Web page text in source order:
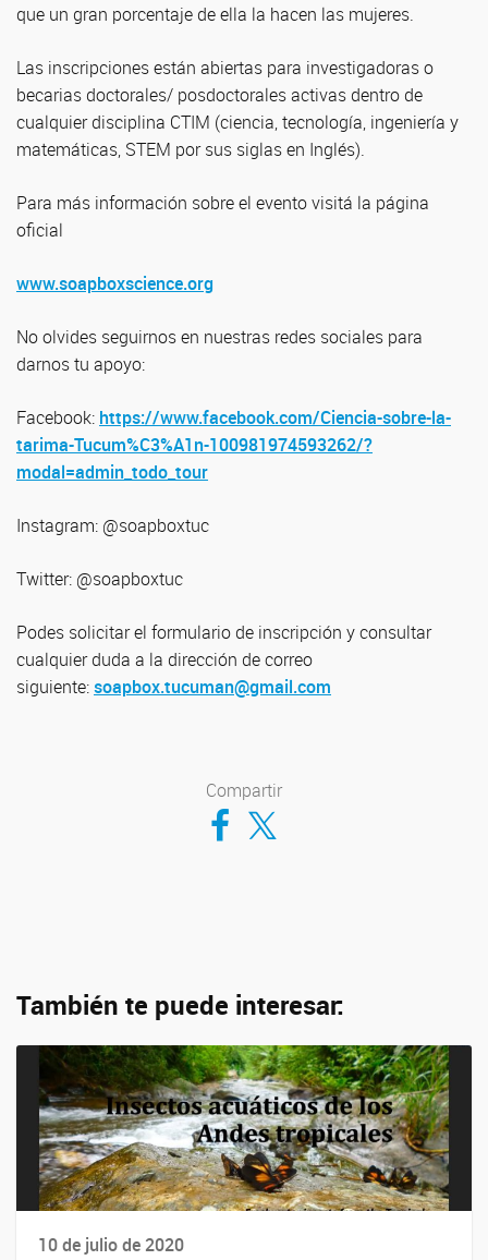
que un gran porcentaje de ella la hacen las mujeres.
Las inscripciones están abiertas para investigadoras o
becarias doctorales/ posdoctorales activas dentro de
cualquier disciplina CTIM (ciencia, tecnología, ingeniería y
matemáticas, STEM por sus siglas en Inglés).
Para más información sobre el evento visitá la página
oficial
www.soapboxscience.org
No olvides seguirnos en nuestras redes sociales para
darnos tu apoyo:
Facebook: https://www.facebook.com/Ciencia-sobre-la-
tarima-Tucum%C3%A1n-100981974593262/?
modal=admin_todo_tour
Instagram: @soapboxtuc
Twitter: @soapboxtuc
Podes solicitar el formulario de inscripción y consultar
cualquier duda a la dirección de correo
siguiente:soapbox.tucuman@gmail.com
Compartir
Compartir en Facebook
Compartir en Twitter
También te puede interesar:
10 de julio de 2020